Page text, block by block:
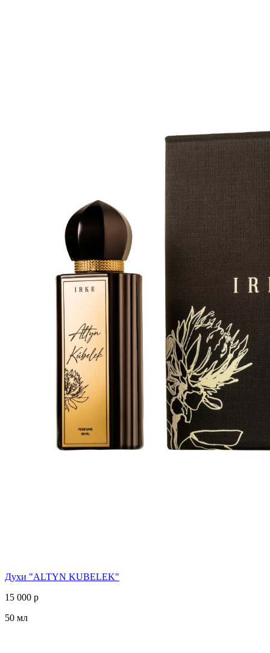
Духи "ALTYN KUBELEK"
15 000 р
50 мл